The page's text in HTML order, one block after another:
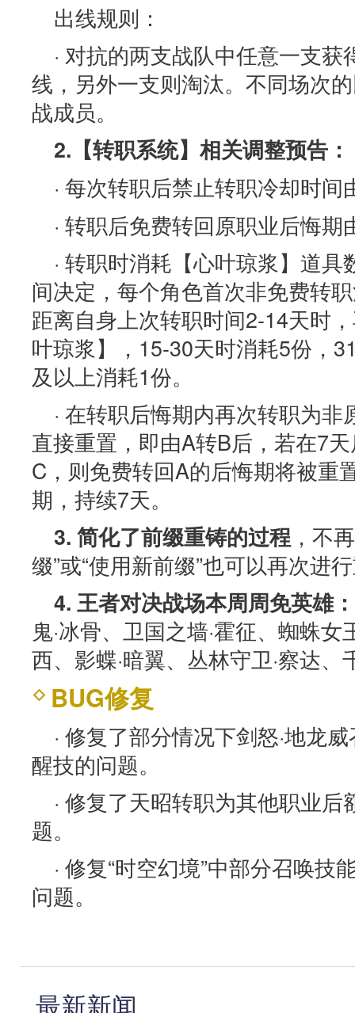
出线规则：
· 对抗的两支战队中任意一支
线，另外一支则淘汰。不同场次
战成员。
2.【转职系统】相关调整预告：
· 每次转职后禁止转职冷却时
· 转职后免费转回原职业后悔
· 转职时消耗【心叶琼浆】道
间决定，每个角色首次非免费转
距离自身上次转职时间2-14天时
叶琼浆】，15-30天时消耗5份，
及以上消耗1份。
· 在转职后悔期内再次转职为
直接重置，即由A转B后，若在7
C，则免费转回A的后悔期将被重
期，持续7天。
3. 简化了前缀重铸的过程 ，不
缀”或“使用新前缀”也可以再次进
4. 王者对决战场本周周免英雄：
鬼·冰骨、卫国之墙·霍征、蜘蛛女
西、影蝶·暗翼、丛林守卫·察达、
BUG修复
· 修复了部分情况下剑怒·地龙
醒技的问题。
· 修复了天昭转职为其他职业
题。
· 修复“时空幻境”中部分召唤技
问题。
最新新闻